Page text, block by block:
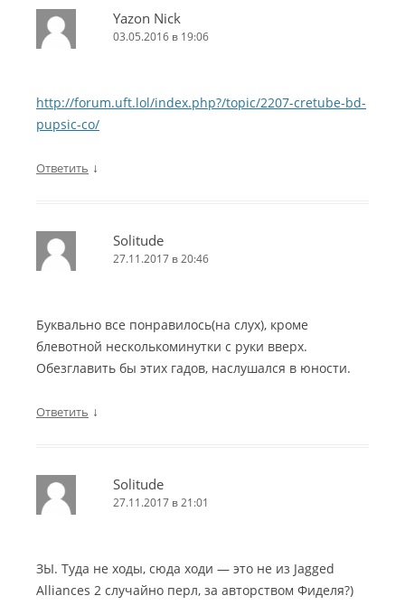
Yazon Nick
03.05.2016 в 19:06
http://forum.uft.lol/index.php?/topic/2207-cretube-bd-
pupsic-co/
Ответить ↓
Solitude
27.11.2017 в 20:46
Буквально все понравилось(на слух), кроме
блевотной несколькоминутки с руки вверх.
Обезглавить бы этих гадов, наслушался в юности.
Ответить ↓
Solitude
27.11.2017 в 21:01
ЗЫ. Туда не ходы, сюда ходи — это не из Jagged
Alliances 2 случайно перл, за авторством Фиделя?)